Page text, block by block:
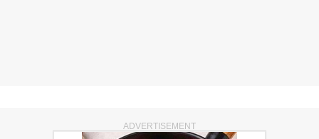
ADVERTISEMENT